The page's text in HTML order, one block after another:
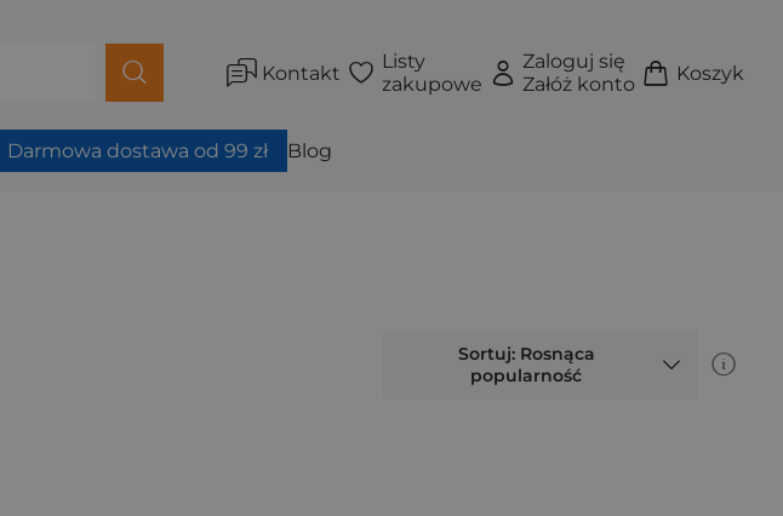
Kontakt
Listy
zakupowe
Zaloguj się
Załóż konto
Koszyk
Darmowa dostawa od 99 zł Blog
Sortuj: Rosnąca
popularność